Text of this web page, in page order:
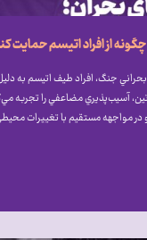
از افراد اتيسم حمايت
جنگ، افراد طيف اتيسم به
آسيب‌پذيري مضاعفي را تجربه
مواجهه مستقيم با تغييرات